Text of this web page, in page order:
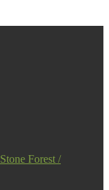
Stone Forest /